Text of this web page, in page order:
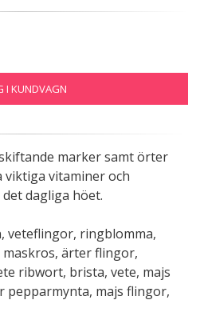
I KUNDVAGN
marker samt örter
vitaminer och
dagliga höet.
veteflingor, ringblomma,
ärter flingor,
ribwort, brista, vete, majs
pepparmynta, majs flingor,